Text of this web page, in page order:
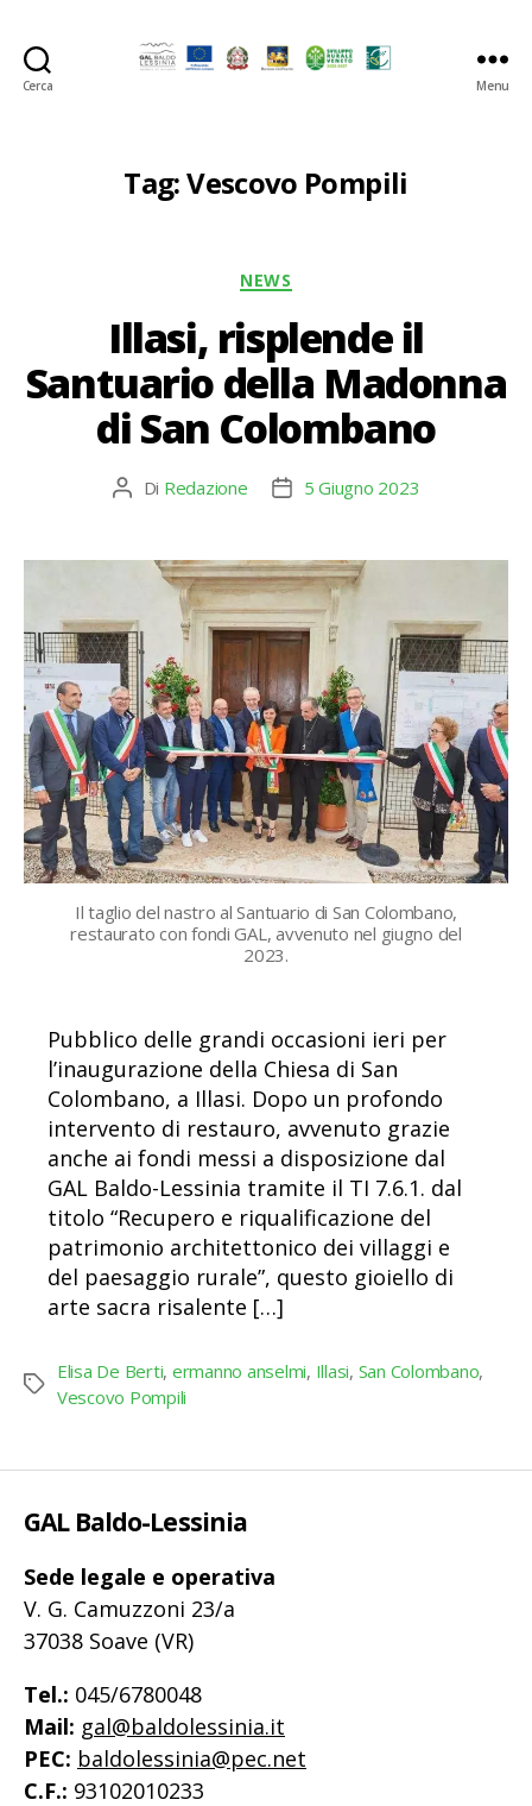
Cerca Menu
Tag:Vescovo Pompili
Categorie
NEWS
Illasi, risplende il
Santuario della Madonna
di San Colombano
Autore
Di Redazione
Data5 Giugno 2023
Il taglio del nastro al Santuario di San Colombano,
restaurato con fondi GAL, avvenuto nel giugno del
2023.
Pubblico delle grandi occasioni ieri per
l’inaugurazione della Chiesa di San
Colombano, a Illasi. Dopo un profondo
intervento di restauro, avvenuto grazie
anche ai fondi messi a disposizione dal
GAL Baldo-Lessinia tramite il TI 7.6.1. dal
titolo “Recupero e riqualificazione del
patrimonio architettonico dei villaggi e
del paesaggio rurale”, questo gioiello di
arte sacra risalente […]
Tag
Elisa De Berti, ermanno anselmi, Illasi, San Colombano,
Vescovo Pompili
GAL Baldo-Lessinia
Sede legale e operativa
V. G. Camuzzoni 23/a
37038 Soave (VR)
Tel.: 045/6780048
Mail: gal@baldolessinia.it
PEC: baldolessinia@pec.net
C.F.: 93102010233